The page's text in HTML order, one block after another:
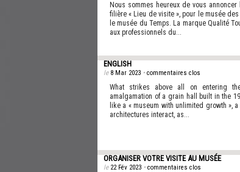
Nous sommes heureux de vous
filière « Lieu de visite », pour le musée
le musée du Temps. La marque Qualité
aux professionnels du...
ENGLISH
le 8 Mar 2023 • commentaires clos
What strikes above all on entering
amalgamation of a grain hall built in the
like a « museum with unlimited growth »,
architectures interact, as...
ORGANISER VOTRE VISITE AU MUSÉE
le 22 Fév 2023 • commentaires clos